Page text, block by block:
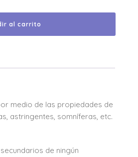
al carrito
medio de las propiedades de
astringentes, somníferas, etc.
de ningún